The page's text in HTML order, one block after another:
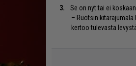
Se on nyt tai ei
– Ruotsin kitarajumala
kertoo tulevasta